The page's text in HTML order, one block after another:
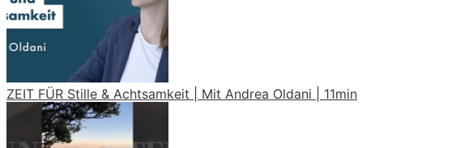
ZEIT FÜR Stille & Achtsamkeit | Mit Andrea Oldani | 11min